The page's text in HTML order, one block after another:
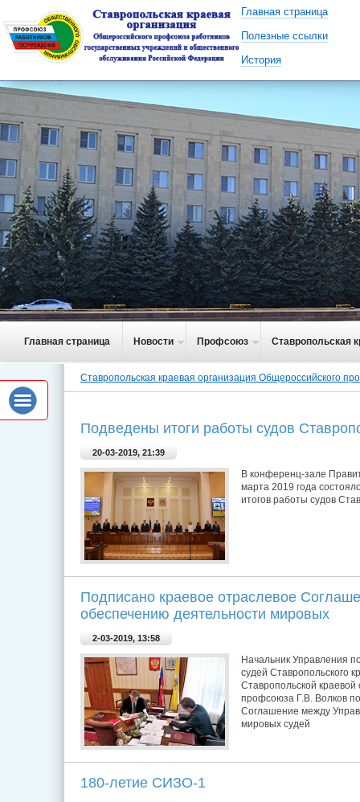
Главная страница
Полезные ссылки
История
Главная страница Новости Профсоюз Ставропольская
Ставропольская краевая организация Общероссийского
Подведены итоги работы судов
20-03-2019, 21:39
В конференц-зале
марта 2019 года
итогов работы судов
Подписано краевое отраслевое
обеспечению деятельности мировых
2-03-2019, 13:58
Начальник Управления
судей Ставропольского
Ставропольской
профсоюза Г.В. Волков
Соглашение между
мировых судей
180-летие СИЗО-1